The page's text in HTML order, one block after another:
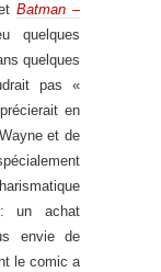
Batman –
quelques
quelques
pas «
en
et de
un achat
envie de
le comic a